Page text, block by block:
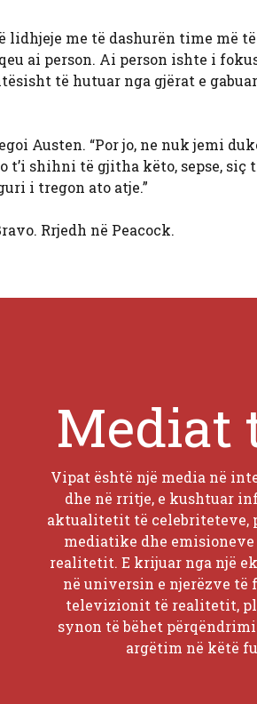
lidhjeje me të dashurën time më
ai person. Ai person ishte i
të hutuar nga gjërat e
Austen. “Por jo, ne nuk jemi
t’i shihni të gjitha këto, sepse, siç
i tregon ato atje.”
Rrjedh në Peacock.
Mediat
Vipat është një media në
dhe në rritje, e kushtuar
aktualitetit të celebriteteve,
mediatike dhe
realitetit. E krijuar nga një
në universin e njerëzve të
televizionit të realitetit,
synon të bëhet
argëtim në këtë